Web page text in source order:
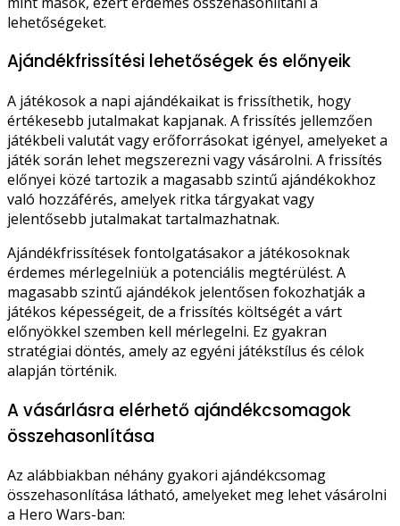
lehetőségeket.
Ajándékfrissítési lehetőségek és előnyeik
A játékosok a napi ajándékaikat is frissíthetik, hogy
értékesebb jutalmakat kapjanak. A frissítés jellemzően
játékbeli valutát vagy erőforrásokat igényel, amelyeket a
játék során lehet megszerezni vagy vásárolni. A frissítés
előnyei közé tartozik a magasabb szintű ajándékokhoz
való hozzáférés, amelyek ritka tárgyakat vagy
jelentősebb jutalmakat tartalmazhatnak.
Ajándékfrissítések fontolgatásakor a játékosoknak
érdemes mérlegelniük a potenciális megtérülést. A
magasabb szintű ajándékok jelentősen fokozhatják a
játékos képességeit, de a frissítés költségét a várt
előnyökkel szemben kell mérlegelni. Ez gyakran
stratégiai döntés, amely az egyéni játékstílus és célok
alapján történik.
A vásárlásra elérhető ajándékcsomagok
összehasonlítása
Az alábbiakban néhány gyakori ajándékcsomag
összehasonlítása látható, amelyeket meg lehet vásárolni
a Hero Wars-ban: